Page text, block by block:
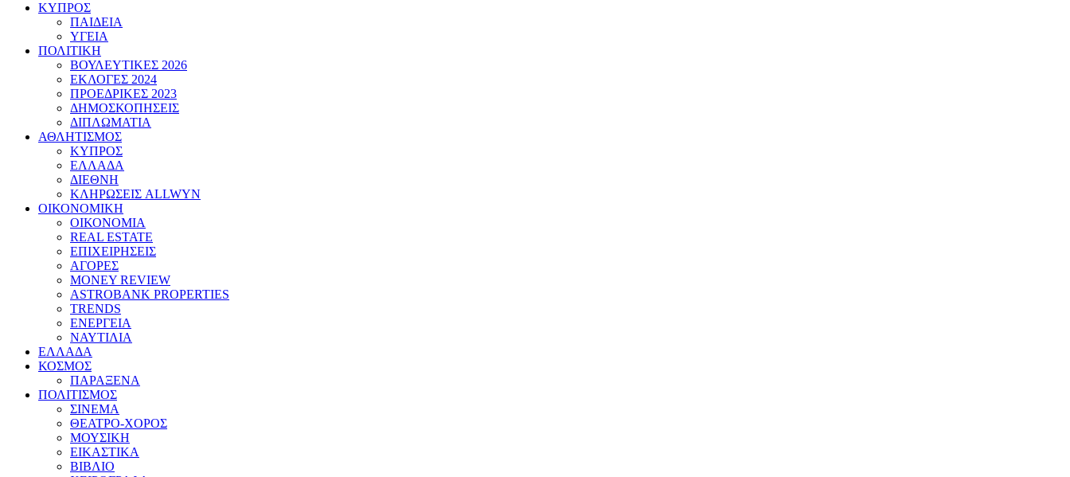
ΚΥΠΡΟΣ
ΠΑΙΔΕΙΑ
ΥΓΕΙΑ
ΠΟΛΙΤΙΚΗ
ΒΟΥΛΕΥΤΙΚΕΣ 2026
ΕΚΛΟΓΕΣ 2024
ΠΡΟΕΔΡΙΚΕΣ 2023
ΔΗΜΟΣΚΟΠΗΣΕΙΣ
ΔΙΠΛΩΜΑΤΙΑ
ΑΘΛΗΤΙΣΜΟΣ
ΚΥΠΡΟΣ
ΕΛΛΑΔΑ
ΔΙΕΘΝΗ
ΚΛΗΡΩΣΕΙΣ ALLWYN
ΟΙΚΟΝΟΜΙΚΗ
ΟΙΚΟΝΟΜΙΑ
REAL ESTATE
ΕΠΙΧΕΙΡΗΣΕΙΣ
ΑΓΟΡΕΣ
MONEY REVIEW
ASTROBANK PROPERTIES
TRENDS
ΕΝΕΡΓΕΙΑ
ΝΑΥΤΙΛΙΑ
ΕΛΛΑΔΑ
ΚΟΣΜΟΣ
ΠΑΡΑΞΕΝΑ
ΠΟΛΙΤΙΣΜΟΣ
ΣΙΝΕΜΑ
ΘΕΑΤΡΟ-ΧΟΡΟΣ
ΜΟΥΣΙΚΗ
ΕΙΚΑΣΤΙΚΑ
ΒΙΒΛΙΟ